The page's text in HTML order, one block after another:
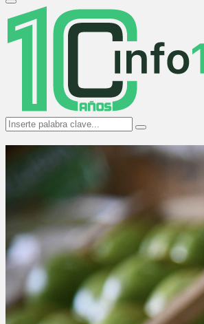
Primary
Menu
Search
for:
Search